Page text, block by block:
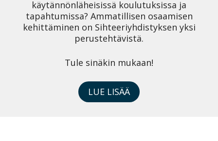
käytännönläheisissä koulutuksissa ja
tapahtumissa? Ammatillisen osaamisen
kehittäminen on Sihteeriyhdistyksen yksi
perustehtävistä.
Tule sinäkin mukaan!
LUE LISÄÄ